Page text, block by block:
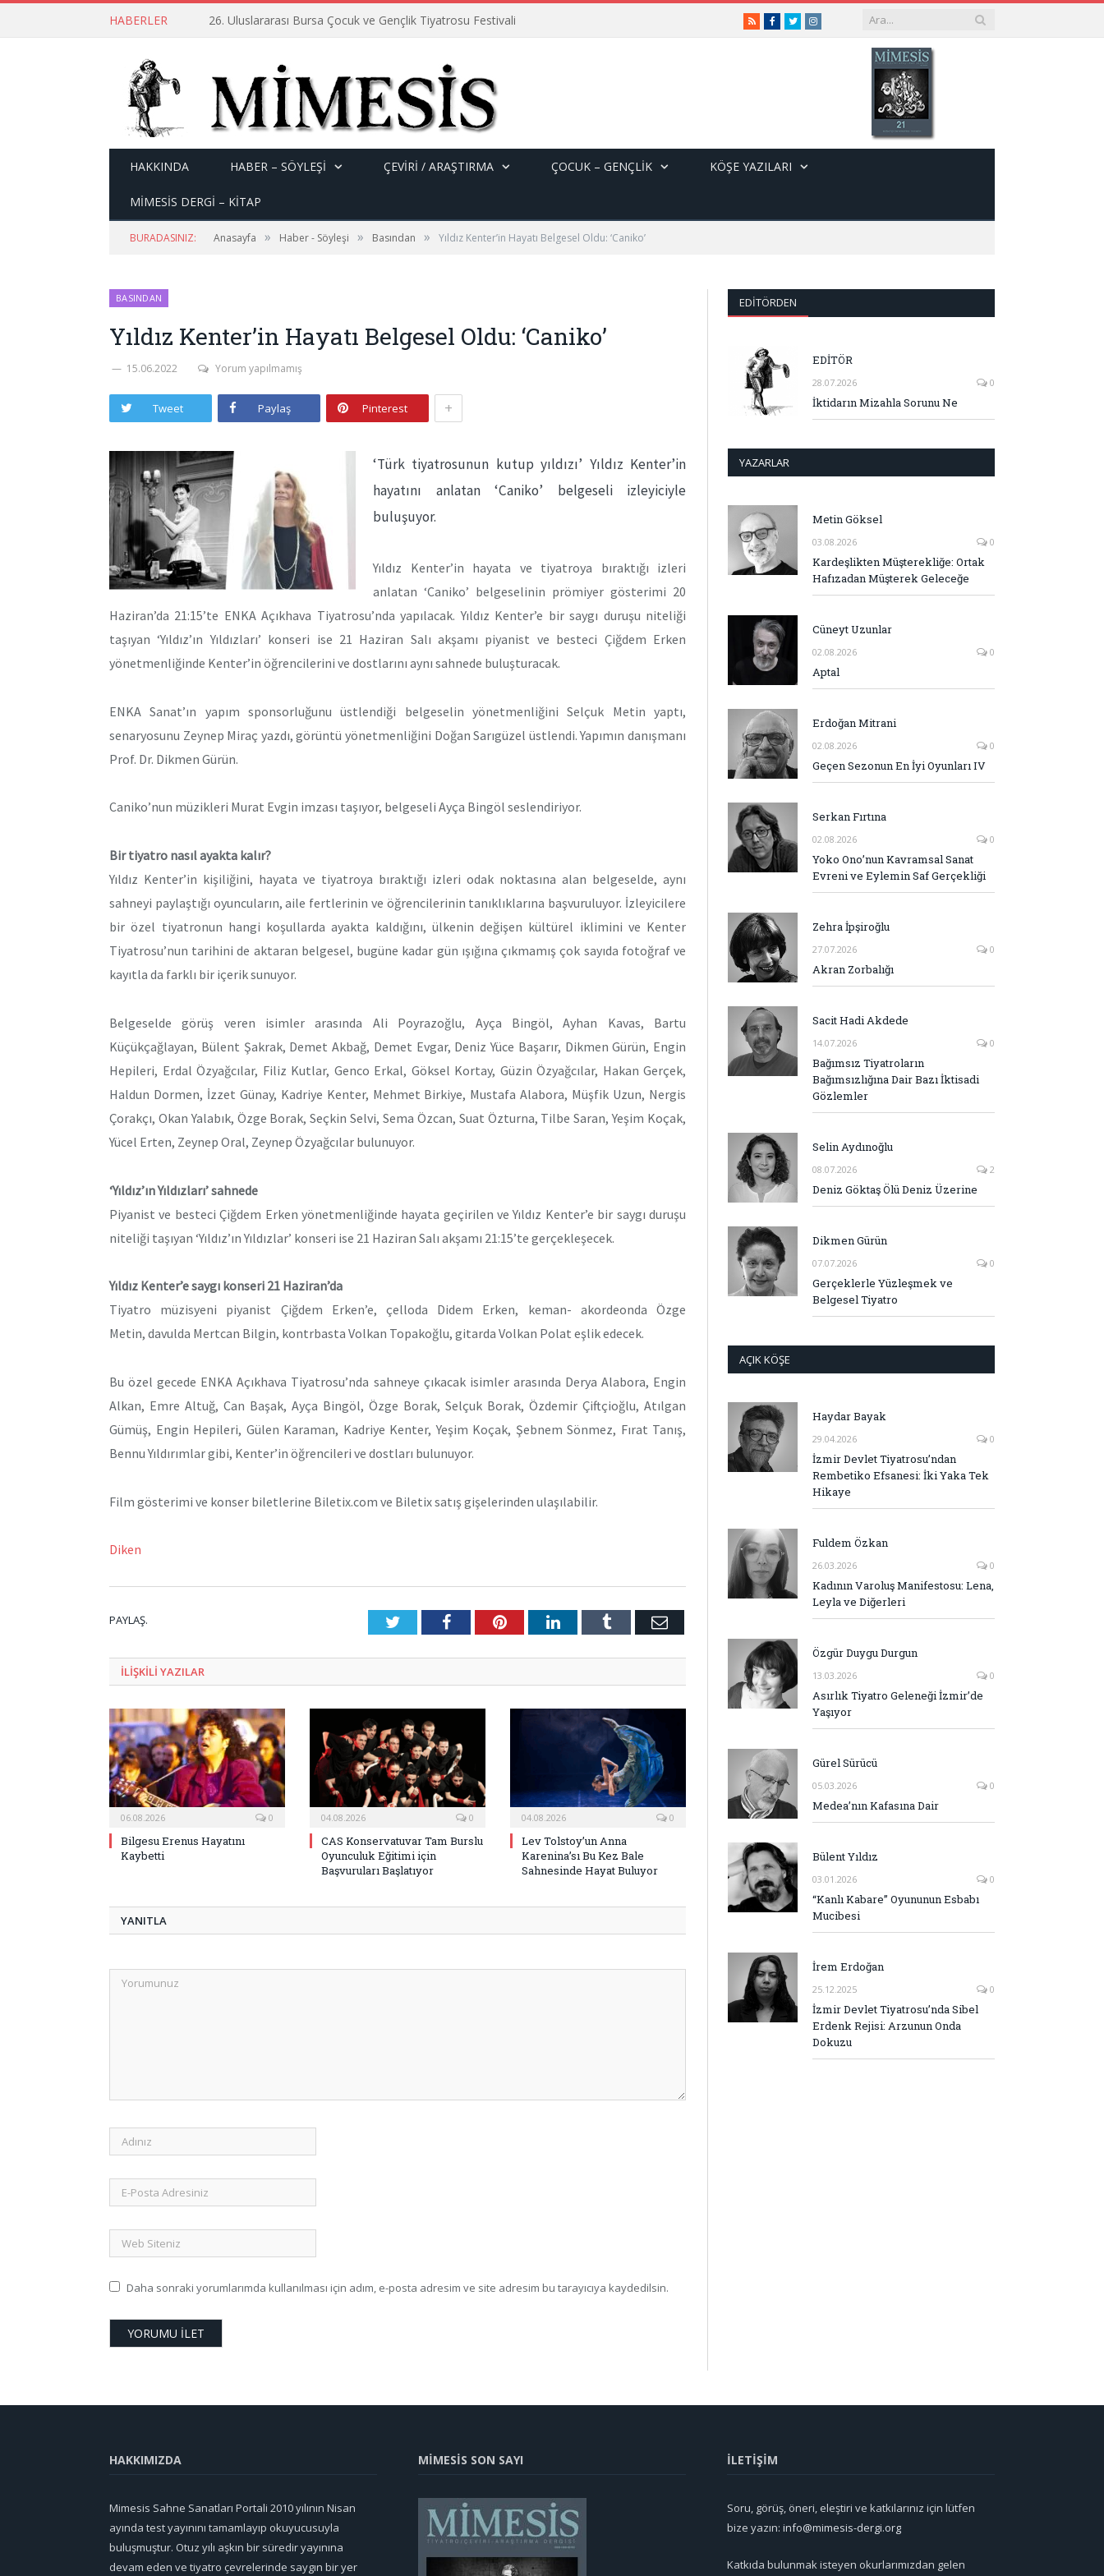
HABERLER 26. Uluslararası Bursa Çocuk ve Gençlik Tiyatrosu Festivali RSSFacebook
TwitterInstagram
HAKKINDA HABER – SÖYLEŞI ÇEVİRİ / ARAŞTIRMA ÇOCUK – GENÇLIK KÖŞE YAZILARI
MİMESİS DERGİ – KİTAP
BURADASINIZ: Anasayfa » Haber - Söyleşi » Basından » Yıldız Kenter’in Hayatı Belgesel Oldu: ‘Caniko’
BASINDAN
Yıldız Kenter’in Hayatı Belgesel Oldu: ‘Caniko’
15.06.2022 Yorum yapılmamış
Tweet Paylaş Pinterest +
‘Türk tiyatrosunun kutup yıldızı’ Yıldız Kenter’in
hayatını anlatan ‘Caniko’ belgeseli izleyiciyle
buluşuyor.
Yıldız Kenter’in hayata ve tiyatroya bıraktığı izleri
anlatan ‘Caniko’ belgeselinin prömiyer gösterimi 20
Haziran’da 21:15’te ENKA Açıkhava Tiyatrosu’nda yapılacak. Yıldız Kenter’e bir saygı duruşu niteliği
taşıyan ‘Yıldız’ın Yıldızları’ konseri ise 21 Haziran Salı akşamı piyanist ve besteci Çiğdem Erken
yönetmenliğinde Kenter’in öğrencilerini ve dostlarını aynı sahnede buluşturacak.
ENKA Sanat’ın yapım sponsorluğunu üstlendiği belgeselin yönetmenliğini Selçuk Metin yaptı,
senaryosunu Zeynep Miraç yazdı, görüntü yönetmenliğini Doğan Sarıgüzel üstlendi. Yapımın danışmanı
Prof. Dr. Dikmen Gürün.
Caniko’nun müzikleri Murat Evgin imzası taşıyor, belgeseli Ayça Bingöl seslendiriyor.
Bir tiyatro nasıl ayakta kalır?
Yıldız Kenter’in kişiliğini, hayata ve tiyatroya bıraktığı izleri odak noktasına alan belgeselde, aynı
sahneyi paylaştığı oyuncuların, aile fertlerinin ve öğrencilerinin tanıklıklarına başvuruluyor. İzleyicilere
bir özel tiyatronun hangi koşullarda ayakta kaldığını, ülkenin değişen kültürel iklimini ve Kenter
Tiyatrosu’nun tarihini de aktaran belgesel, bugüne kadar gün ışığına çıkmamış çok sayıda fotoğraf ve
kayıtla da farklı bir içerik sunuyor.
Belgeselde görüş veren isimler arasında Ali Poyrazoğlu, Ayça Bingöl, Ayhan Kavas, Bartu
Küçükçağlayan, Bülent Şakrak, Demet Akbağ, Demet Evgar, Deniz Yüce Başarır, Dikmen Gürün, Engin
Hepileri, Erdal Özyağcılar, Filiz Kutlar, Genco Erkal, Göksel Kortay, Güzin Özyağcılar, Hakan Gerçek,
Haldun Dormen, İzzet Günay, Kadriye Kenter, Mehmet Birkiye, Mustafa Alabora, Müşfik Uzun, Nergis
Çorakçı, Okan Yalabık, Özge Borak, Seçkin Selvi, Sema Özcan, Suat Özturna, Tilbe Saran, Yeşim Koçak,
Yücel Erten, Zeynep Oral, Zeynep Özyağcılar bulunuyor.
‘Yıldız’ın Yıldızları’ sahnede
Piyanist ve besteci Çiğdem Erken yönetmenliğinde hayata geçirilen ve Yıldız Kenter’e bir saygı duruşu
niteliği taşıyan ‘Yıldız’ın Yıldızlar’ konseri ise 21 Haziran Salı akşamı 21:15’te gerçekleşecek.
Yıldız Kenter’e saygı konseri 21 Haziran’da
Tiyatro müzisyeni piyanist Çiğdem Erken’e, çelloda Didem Erken, keman- akordeonda Özge
Metin, davulda Mertcan Bilgin, kontrbasta Volkan Topakoğlu, gitarda Volkan Polat eşlik edecek.
Bu özel gecede ENKA Açıkhava Tiyatrosu’nda sahneye çıkacak isimler arasında Derya Alabora, Engin
Alkan, Emre Altuğ, Can Başak, Ayça Bingöl, Özge Borak, Selçuk Borak, Özdemir Çiftçioğlu, Atılgan
Gümüş, Engin Hepileri, Gülen Karaman, Kadriye Kenter, Yeşim Koçak, Şebnem Sönmez, Fırat Tanış,
Bennu Yıldırımlar gibi, Kenter’in öğrencileri ve dostları bulunuyor.
Film gösterimi ve konser biletlerine Biletix.com ve Biletix satış gişelerinden ulaşılabilir.
Diken
PAYLAŞ. TwitterFacebookPinterestLinkedInTumblr E-
ILIŞKILI YAZILAR
06.08.2026 0
Bilgesu Erenus Hayatını
Kaybetti
04.08.2026 0
CAS Konservatuvar Tam Burslu
Oyunculuk Eğitimi için
Başvuruları Başlatıyor
04.08.2026 0
Lev Tolstoy’un Anna
Karenina’sı Bu Kez Bale
Sahnesinde Hayat Buluyor
YANITLA
Daha sonraki yorumlarımda kullanılması için adım, e-posta adresim ve site adresim bu tarayıcıya kaydedilsin.
EDITÖRDEN
EDİTÖR
28.07.2026 0
İktidarın Mizahla Sorunu Ne
YAZARLAR
Metin Göksel
03.08.2026 0
Kardeşlikten Müşterekliğe: Ortak
Hafızadan Müşterek Geleceğe
Cüneyt Uzunlar
02.08.2026 0
Aptal
Erdoğan Mitrani
02.08.2026 0
Geçen Sezonun En İyi Oyunları IV
Serkan Fırtına
02.08.2026 0
Yoko Ono’nun Kavramsal Sanat
Evreni ve Eylemin Saf Gerçekliği
Zehra İpşiroğlu
27.07.2026 0
Akran Zorbalığı
Sacit Hadi Akdede
14.07.2026 0
Bağımsız Tiyatroların
Bağımsızlığına Dair Bazı İktisadi
Gözlemler
Selin Aydınoğlu
08.07.2026 2
Deniz Göktaş Ölü Deniz Üzerine
Dikmen Gürün
07.07.2026 0
Gerçeklerle Yüzleşmek ve
Belgesel Tiyatro
AÇIK KÖŞE
Haydar Bayak
29.04.2026 0
İzmir Devlet Tiyatrosu’ndan
Rembetiko Efsanesi: İki Yaka Tek
Hikaye
Fuldem Özkan
26.03.2026 0
Kadının Varoluş Manifestosu: Lena,
Leyla ve Diğerleri
Özgür Duygu Durgun
13.03.2026 0
Asırlık Tiyatro Geleneği İzmir’de
Yaşıyor
Gürel Sürücü
05.03.2026 0
Medea’nın Kafasına Dair
Bülent Yıldız
03.01.2026 0
“Kanlı Kabare” Oyununun Esbabı
Mucibesi
İrem Erdoğan
25.12.2025 0
İzmir Devlet Tiyatrosu’nda Sibel
Erdenk Rejisi: Arzunun Onda
Dokuzu
HAKKIMIZDA
Mimesis Sahne Sanatları Portali 2010 yılının Nisan
ayında test yayınını tamamlayıp okuyucusuyla
buluşmuştur. Otuz yılı aşkın bir süredir yayınına
devam eden ve tiyatro çevrelerinde saygın bir yer
MİMESİS SON SAYI İLETİŞİM
Soru, görüş, öneri, eleştiri ve katkılarınız için lütfen
bize yazın: info@mimesis-dergi.org
Katkıda bulunmak isteyen okurlarımızdan gelen